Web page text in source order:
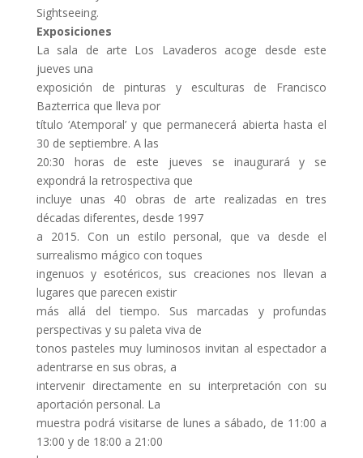
Sightseeing.
Exposiciones
La sala de arte Los Lavaderos acoge desde este
jueves una
exposición de pinturas y esculturas de Francisco
Bazterrica que lleva por
título ‘Atemporal’ y que permanecerá abierta hasta el
30 de septiembre. A las
20:30 horas de este jueves se inaugurará y se
expondrá la retrospectiva que
incluye unas 40 obras de arte realizadas en tres
décadas diferentes, desde 1997
a 2015. Con un estilo personal, que va desde el
surrealismo mágico con toques
ingenuos y esotéricos, sus creaciones nos llevan a
lugares que parecen existir
más allá del tiempo. Sus marcadas y profundas
perspectivas y su paleta viva de
tonos pasteles muy luminosos invitan al espectador a
adentrarse en sus obras, a
intervenir directamente en su interpretación con su
aportación personal. La
muestra podrá visitarse de lunes a sábado, de 11:00 a
13:00 y de 18:00 a 21:00